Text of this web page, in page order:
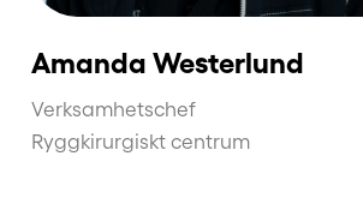
Amanda Westerlund
Verksamhetschef
Ryggkirurgiskt centrum